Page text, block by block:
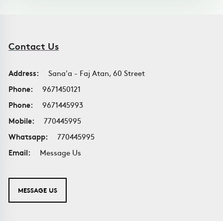
Contact Us
Address:
Sana'a - Faj Atan, 60 Street
Phone:
9671450121
Phone:
9671445993
Mobile:
770445995
Whatsapp:
770445995
Email:
Message Us
MESSAGE US